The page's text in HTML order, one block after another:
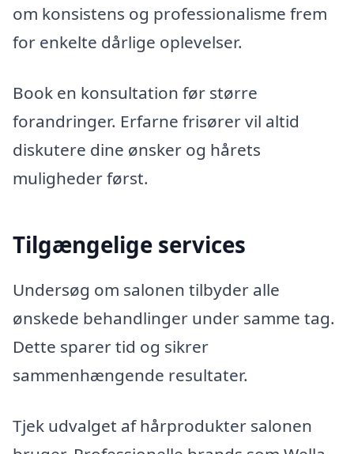
om konsistens og professionalisme frem
for enkelte dårlige oplevelser.
Book en konsultation før større
forandringer. Erfarne frisører vil altid
diskutere dine ønsker og hårets
muligheder først.
Tilgængelige services
Undersøg om salonen tilbyder alle
ønskede behandlinger under samme tag.
Dette sparer tid og sikrer
sammenhængende resultater.
Tjek udvalget af hårprodukter salonen